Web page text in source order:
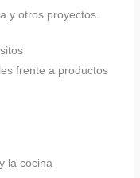
y otros proyectos.
frente a productos
la cocina